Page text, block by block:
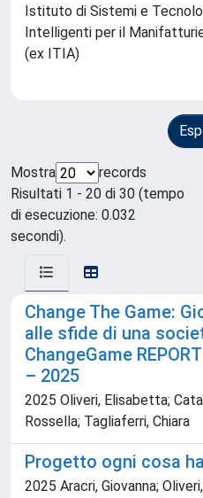
Istituto di Sistemi e
Intelligenti per il
(ex ITIA)
Mostra
records
Risultati 1 - 20 di 30 (tempo
di esecuzione: 0.032
secondi).
Change The Game:
alle sfide di una
ChangeGame
– 2025
2025 Oliveri, Elisabetta;
Rossella; Tagliaferri, Chiara
Progetto ogni cosa
2025 Aracri, Giovanna;